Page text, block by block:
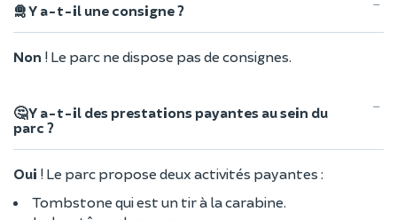
🛅 Y a-t-il une consigne ?
Non ! Le parc ne dispose pas de consignes.
🤔 Y a-t-il des prestations payantes au sein du
parc ?
Oui ! Le parc propose deux activités payantes :
Tombstone qui est un tir à la carabine.